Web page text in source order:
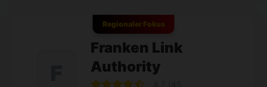
Regionaler Fokus
Franken Link
Authority